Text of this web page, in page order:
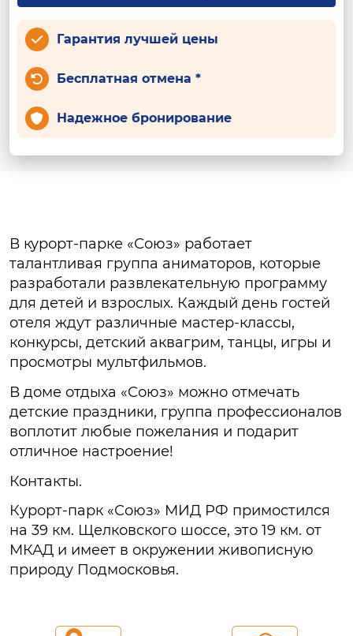
Гарантия лучшей цены
Бесплатная отмена *
Надежное бронирование
В курорт-парке «Союз» работает
талантливая группа аниматоров, которые
разработали развлекательную программу
для детей и взрослых. Каждый день гостей
отеля ждут различные мастер-классы,
конкурсы, детский аквагрим, танцы, игры и
просмотры мультфильмов.
В доме отдыха «Союз» можно отмечать
детские праздники, группа профессионалов
воплотит любые пожелания и подарит
отличное настроение!
Контакты.
Курорт-парк «Союз» МИД РФ примостился
на 39 км. Щелковского шоссе, это 19 км. от
МКАД и имеет в окружении живописную
природу Подмосковья.